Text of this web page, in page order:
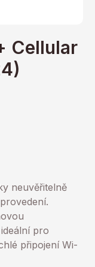
Cellular
neuvěřitelně
pro
připojení Wi-